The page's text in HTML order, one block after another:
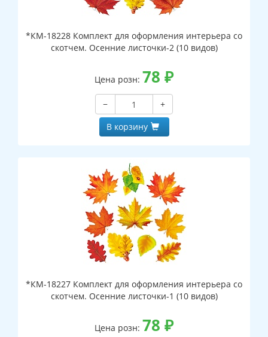
*КМ-18228 Комплект для оформления интерьера со
скотчем. Осенние листочки-2 (10 видов)
Цена розн: 78 ₽
−
+
В корзину
*КМ-18227 Комплект для оформления интерьера со
скотчем. Осенние листочки-1 (10 видов)
Цена розн: 78 ₽